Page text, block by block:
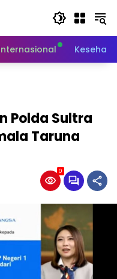
Polda Sultra
Taruna
0